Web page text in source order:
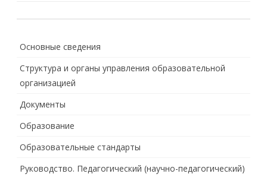
Основные сведения
Структура и органы управления образовательной
организацией
Документы
Образование
Образовательные стандарты
Руководство. Педагогический (научно-педагогический)